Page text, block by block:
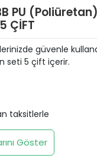
PU
ÇİFT
güvenle
seti 5 çift içerir.
taksitlerle
Göster